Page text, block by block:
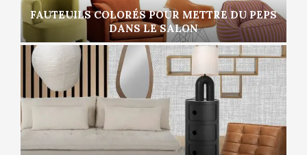
FAUTEUILS COLORÉS POUR METTRE DU PEPS
DANS LE SALON